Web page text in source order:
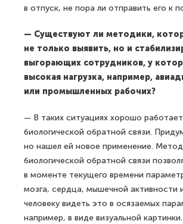
в отпуск, не пора ли отправить его к
— Существуют ли методики,
не только выявить, но и
выгорающих сотрудников, у
высокая нагрузка, например,
или промышленных рабочих?
— В таких ситуациях хорошо
биологической обратной связи.
но нашел ей новое применение.
биологической обратной связи
в моменте текущего времени
мозга, сердца, мышечной активности
человеку видеть это в осязаемых
например, в виде визуальной картинки.